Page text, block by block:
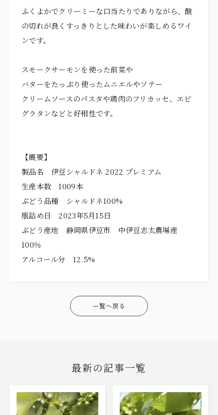
ふくよかでクリーミーな口当たりでありながら、酸
の切れが良くすっきりとした味わいが楽しめるワイ
ンです。
スモークサーモンを使った前菜や
バターをたっぷり使ったムニエルやソテー
クリームソースのパスタや鶏肉のフリカッセ、エビ
グラタンなどと好相性です。
【概要】
製品名 伊豆シャルドネ 2022 プレミアム
生産本数 1009本
ぶどう品種 シャルドネ100%
瓶詰め日 2023年5月15日
ぶどう産地 静岡県伊豆市 中伊豆志太農場産
100％
アルコール分 12.5%
一覧へ戻る
最新の記事一覧